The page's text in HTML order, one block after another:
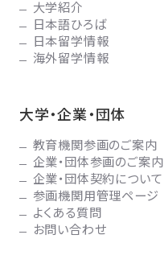
大学紹介
日本語ひろば
日本留学情報
海外留学情報
大学・企業・団体
教育機関参画のご案内
企業・団体参画のご案内
企業・団体契約について
参画機関用管理ページ
よくある質問
お問い合わせ